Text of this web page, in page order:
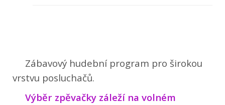
Zábavový hudební program pro širokou
vrstvu posluchačů.
Výběr zpěvačky záleží na volném